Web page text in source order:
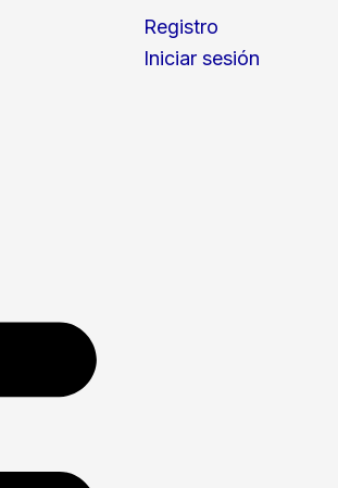
Registro
Iniciar sesión